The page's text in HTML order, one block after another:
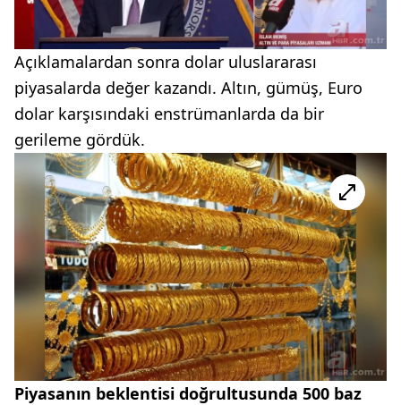
Açıklamalardan sonra dolar uluslararası
piyasalarda değer kazandı. Altın, gümüş, Euro
dolar karşısındaki enstrümanlarda da bir
gerileme gördük.
Piyasanın beklentisi doğrultusunda 500 baz